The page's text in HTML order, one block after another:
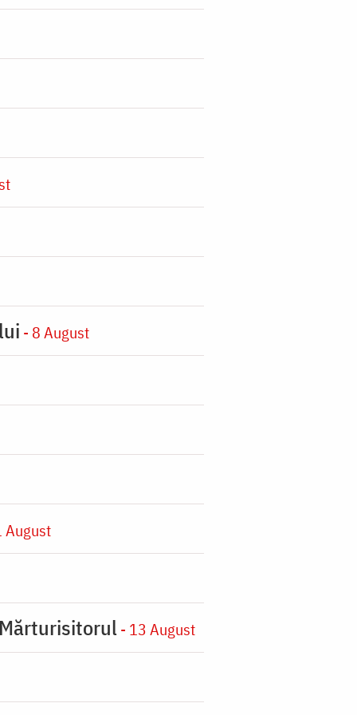
- 8 August
- 13 August